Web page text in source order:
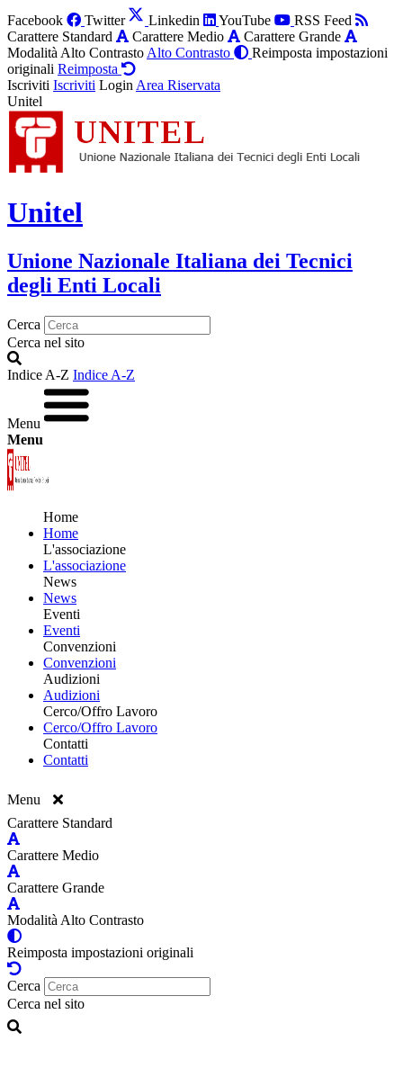
Facebook Twitter Linkedin YouTube
RSS Feed
Carattere Standard
Carattere Medio
Carattere Grande
Modalità Alto Contrasto Alto Contrasto
Reimposta impostazioni
originali Reimposta
Iscriviti Iscriviti Login Area Riservata
Unitel
Unitel
Unione Nazionale Italiana dei Tecnici
degli Enti Locali
Cerca
Cerca nel sito
Indice A-Z Indice A-Z
Menu
Menu
Home
Home
L'associazione
L'associazione
News
News
Eventi
Eventi
Convenzioni
Convenzioni
Audizioni
Audizioni
Cerco/Offro Lavoro
Cerco/Offro Lavoro
Contatti
Contatti
Menu
Carattere Standard
Carattere Medio
Carattere Grande
Modalità Alto Contrasto
Reimposta impostazioni originali
Cerca
Cerca nel sito